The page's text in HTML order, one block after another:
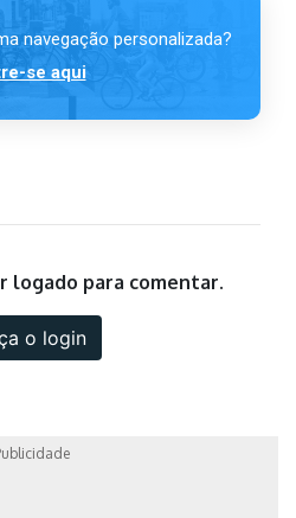
navegação personalizada?
se aqui
logado para comentar.
o login